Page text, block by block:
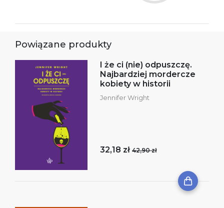
Powiązane produkty
I że ci (nie) odpuszczę.
Najbardziej mordercze
kobiety w historii
Jennifer Wright
32,18 zł 42,90 zł